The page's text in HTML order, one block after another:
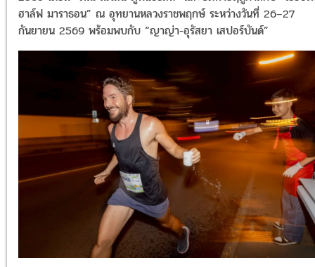
ฮาล์ฟ มาราธอน” ณ อุทยานหลวงราชพฤกษ์ ระหว่างวันที่ 26–27
กันยายน 2569 พร้อมพบกับ “ญาญ่า-อุรัสยา เสปอร์บันด์”